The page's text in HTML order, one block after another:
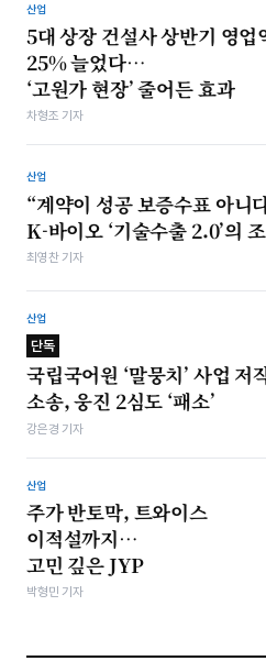
산업
5대 상장 건설사 상반기 영업
25% 늘었다…
‘고원가 현장’ 줄어든 효과
차형조 기자
산업
“계약이 성공 보증수표 아니
K-바이오 ‘기술수출 2.0’의
최영찬 기자
산업
단독
국립국어원 ‘말뭉치’ 사업 저
소송, 웅진 2심도 ‘패소’
강은경 기자
산업
주가 반토막, 트와이스
이적설까지…
고민 깊은 JYP
박형민 기자